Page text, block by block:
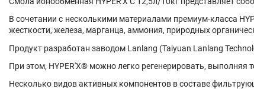
В сочетании с несколькими материалами премиум-класса
жесткости, железа, марганца, аммония, природных
Продукт разработан заводом Lanlang (Taiyuan Lanlang
При этом, HYPER'X® можно легко регенерировать, выполняя
Несколько видов активных компонентов в составе